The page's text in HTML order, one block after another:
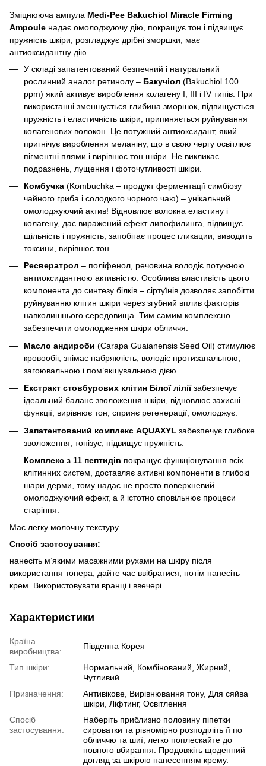
Зміцнююча ампула Medi-Pee Bakuchiol Miracle Firming
Ampoule надає омолоджуючу дію, покращує тон і підвищує
пружність шкіри, розгладжує дрібні зморшки, має
антиоксидантну дію.
У складі запатентований безпечний і натуральний
рослинний аналог ретинолу – Бакучіол (Bakuchiol 100
ppm) який активує вироблення колагену I, III і IV типів. При
використанні зменшується глибина зморшок, підвищується
пружність і еластичність шкіри, припиняється руйнування
колагенових волокон. Це потужний антиоксидант, який
пригнічує вироблення меланіну, що в свою чергу освітлює
пігментні плями і вирівнює тон шкіри. Не викликає
подразнень, лущення і фоточутливості шкіри.
Комбучка (Kombuchka – продукт ферментації симбіозу
чайного гриба і солодкого чорного чаю) – унікальний
омолоджуючий актив! Відновлює волокна еластину і
колагену, дає виражений ефект липофилинга, підвищує
щільність і пружність, запобігає процес гликации, виводить
токсини, вирівнює тон.
Ресвератрол – поліфенол, речовина володіє потужною
антиоксидантною активністю. Особлива властивість цього
компонента до синтезу білків – сіртуїнів дозволяє запобігти
руйнуванню клітин шкіри через згубний вплив факторів
навколишнього середовища. Тим самим комплексно
забезпечити омолодження шкіри обличчя.
Масло андироби (Carapa Guaianensis Seed Oil) стимулює
кровообіг, знімає набряклість, володіє протизапальною,
загоювальною і пом’якшувальною дією.
Екстракт стовбурових клітин Білої ліліїзабезпечує
ідеальний баланс зволоження шкіри, відновлює захисні
функції, вирівнює тон, сприяє регенерації, омолоджує.
Запатентований комплекс AQUAXYL забезпечує глибоке
зволоження, тонізує, підвищує пружність.
Комплекс з 11 пептидів покращує функціонування всіх
клітинних систем, доставляє активні компоненти в глибокі
шари дерми, тому надає не просто поверхневий
омолоджуючий ефект, а й істотно сповільнює процеси
старіння.
Має легку молочну текстуру.
Спосіб застосування:
нанесіть м’якими масажними рухами на шкіру після
використання тонера, дайте час ввібратися, потім нанесіть
крем. Використовувати вранці і ввечері.
Характеристики
Країна
виробництва:
Південна Корея
Тип шкіри:
Нормальний, Комбінований, Жирний,
Чутливий
Призначення:
Антивікове, Вирівнювання тону, Для сяйва
шкіри, Ліфтинг, Освітлення
Спосіб
застосування:
Наберіть приблизно половину піпетки
сироватки та рівномірно розподіліть її по
обличчю та шиї, легко поплескайте до
повного вбирання. Продовжіть щоденний
догляд за шкірою нанесенням крему.